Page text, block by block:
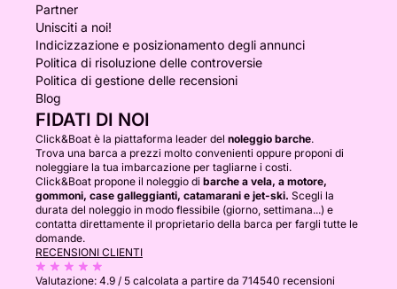
Partner
Unisciti a noi!
Indicizzazione e posizionamento degli annunci
Politica di risoluzione delle controversie
Politica di gestione delle recensioni
Blog
FIDATI DI NOI
Click&Boat è la piattaforma leader del noleggio barche.
Trova una barca a prezzi molto convenienti oppure proponi di
noleggiare la tua imbarcazione per tagliarne i costi.
Click&Boat propone il noleggio di barche a vela, a motore,
gommoni, case galleggianti, catamarani e jet-ski. Scegli la
durata del noleggio in modo flessibile (giorno, settimana...) e
contatta direttamente il proprietario della barca per fargli tutte le
domande.
RECENSIONI CLIENTI
Valutazione: 4.9 / 5 calcolata a partire da 714540 recensioni